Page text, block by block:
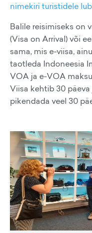
nimekiri turistidele
Balile reisimiseks on
(Visa on Arrival) või
sama, mis e-viisa,
taotleda Indoneesia
VOA ja e-VOA
Viisa kehtib 30
pikendada veel 30